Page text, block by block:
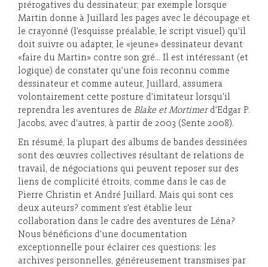
prérogatives du dessinateur; par exemple lorsque
Martin donne à Juillard les pages avec le découpage et
le crayonné (l’esquisse préalable, le script visuel) qu’il
doit suivre ou adapter, le «jeune» dessinateur devant
«faire du Martin» contre son gré… Il est intéressant (et
logique) de constater qu’une fois reconnu comme
dessinateur et comme auteur, Juillard, assumera
volontairement cette posture d’imitateur lorsqu’il
reprendra les aventures de Blake et Mortimerd’Edgar P.
Jacobs, avec d’autres, à partir de 2003 (Sente 2008).
En résumé, la plupart des albums de bandes dessinées
sont des œuvres collectives résultant de relations de
travail, de négociations qui peuvent reposer sur des
liens de complicité étroits, comme dans le cas de
Pierre Christin et André Juillard. Mais qui sont ces
deux auteurs? comment s’est établie leur
collaboration dans le cadre des aventures de Léna?
Nous bénéficions d’une documentation
exceptionnelle pour éclairer ces questions: les
archives personnelles, généreusement transmises par